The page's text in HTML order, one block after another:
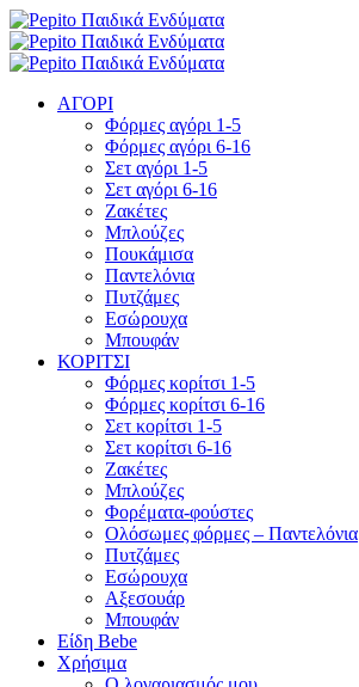
ΑΓΟΡΙ
Φόρμες αγόρι 1-5
Φόρμες αγόρι 6-16
Σετ αγόρι 1-5
Σετ αγόρι 6-16
Ζακέτες
Μπλούζες
Πουκάμισα
Παντελόνια
Πυτζάμες
Εσώρουχα
Μπουφάν
ΚΟΡΙΤΣΙ
Φόρμες κορίτσι 1-5
Φόρμες κορίτσι 6-16
Σετ κορίτσι 1-5
Σετ κορίτσι 6-16
Ζακέτες
Μπλούζες
Φορέματα-φούστες
Ολόσωμες φόρμες – Παντελόνια
Πυτζάμες
Εσώρουχα
Αξεσουάρ
Μπουφάν
Είδη Bebe
Χρήσιμα